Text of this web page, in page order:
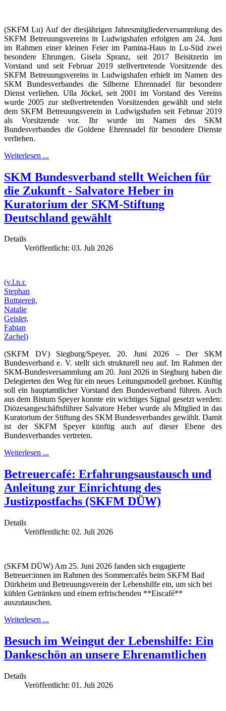
(SKFM Lu) Auf der diesjährigen Jahresmitgliederversammlung des
SKFM Betreuungsvereins in Ludwigshafen erfolgten am 24. Juni
im Rahmen einer kleinen Feier im Pamina-Haus in Lu-Süd zwei
besondere Ehrungen. Gisela Spranz, seit 2017 Beisitzerin im
Vorstand und seit Februar 2019 stellvertretende Vorsitzende des
SKFM Betreuungsvereins in Ludwigshafen erhielt im Namen des
SKM Bundesverbandes die Silberne Ehrennadel für besondere
Dienst verliehen. Ulla Jöckel, seit 2001 im Vorstand des Vereins
wurde 2005 zur stellvertretenden Vorsitzenden gewählt und steht
dem SKFM Betreuungsverein in Ludwigshafen seit Februar 2019
als Vorsitzende vor. Ihr wurde im Namen des SKM
Bundesverbandes die Goldene Ehrennadel für besondere Dienste
verliehen.
Weiterlesen ...
SKM Bundesverband stellt Weichen für
die Zukunft - Salvatore Heber in
Kuratorium der SKM-Stiftung
Deutschland gewählt
Details
Veröffentlicht: 03. Juli 2026
(v.l.n.r.
Stephan
Buttgereit,
Natalie
Geisler,
Fabian
Zachel)
(SKFM DV) Siegburg/Speyer, 20. Juni 2026 – Der SKM
Bundesverband e. V. stellt sich strukturell neu auf. Im Rahmen der
SKM-Bundesversammlung am 20. Juni 2026 in Siegburg haben die
Delegierten den Weg für ein neues Leitungsmodell geebnet. Künftig
soll ein hauptamtlicher Vorstand den Bundesverband führen. Auch
aus dem Bistum Speyer konnte ein wichtiges Signal gesetzt werden:
Diözesangeschäftsführer Salvatore Heber wurde als Mitglied in das
Kuratorium der Stiftung des SKM Bundesverbandes gewählt. Damit
ist der SKFM Speyer künftig auch auf dieser Ebene des
Bundesverbandes vertreten.
Weiterlesen ...
Betreuercafé: Erfahrungsaustausch und
Anleitung zur Einrichtung des
Justizpostfachs (SKFM DÜW)
Details
Veröffentlicht: 02. Juli 2026
(SKFM DÜW) Am 25. Juni 2026 fanden sich engagierte
Betreuer:innen im Rahmen des Sommercafés beim SKFM Bad
Dürkheim und Betreuungsverein der Lebenshilfe ein, um sich bei
kühlen Getränken und einem erfrischenden **Eiscafé**
auszutauschen.
Weiterlesen ...
Besuch im Weingut der Lebenshilfe: Ein
Dankeschön an unsere Ehrenamtlichen
Details
Veröffentlicht: 01. Juli 2026